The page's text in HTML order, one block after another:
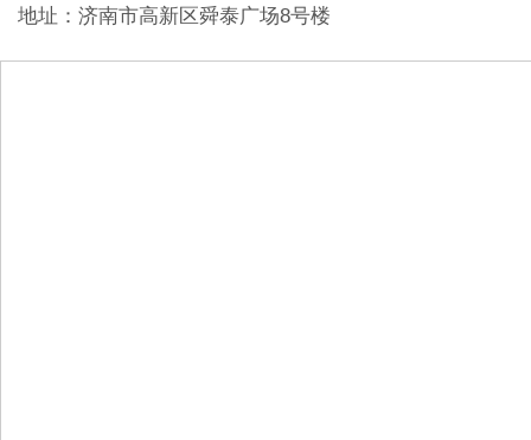
地址：济南市高新区舜泰广场8号楼